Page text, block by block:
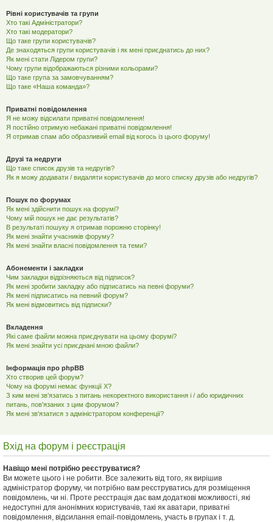
Рівні користувачів та групи
Хто такі Адміністратори?
Хто такі модератори?
Що таке групи користувачів?
Де знаходяться групи користувачів і як мені приєднатись до них?
Як мені стати Лідером групи?
Чому групи відображаються різними кольорами?
Що таке група за замовчуванням?
Що таке «Наша команда»?
Приватні повідомлення
Я не можу відсилати приватні повідомлення!
Я постійно отримую небажані приватні повідомлення!
Я отримав спам або образливий email від когось із цього форуму!
Друзі та недруги
Що таке список друзів та недругів?
Як я можу додавати / видаляти користувачів до мого списку друзів або недругів?
Пошук по форумах
Як мені здійснити пошук на форумі?
Чому мій пошук не дає результатів?
В результаті пошуку я отримав порожню сторінку!
Як мені знайти учасників форуму?
Як мені знайти власні повідомлення та теми?
Абонементи і закладки
Чим закладки відрізняються від підписок?
Як мені зробити закладку або підписатись на певні форуми?
Як мені підписатись на певний форум?
Як мені відмовитись від підписки?
Вкладення
Які саме файли можна приєднувати на цьому форумі?
Як мені знайти усі приєднані мною файли?
Інформація про phpBB
Хто створив цей форум?
Чому на форумі немає функції X?
З ким мені зв'язатись з питань некоректного використання і / або юридичних
питань, пов'язаних з цим форумом?
Як мені зв'язатися з адміністратором конференції?
Вхід на форум і реєстрація
Навіщо мені потрібно реєструватися?
Ви можете цього і не робити. Все залежить від того, як вирішив
адміністратор форуму, чи потрібно вам реєструватись для розміщення
повідомлень, чи ні. Проте реєстрація дає вам додаткові можливості, які
недоступні для анонімних користувачів, такі як аватари, приватні
повідомлення, відсилання email-повідомлень, участь в групах і т. д.